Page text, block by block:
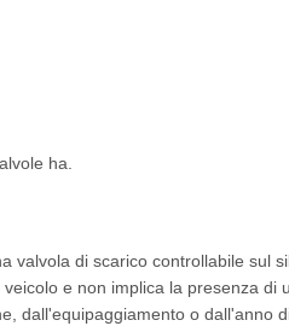
ha.
valvola di scarico controllabile sul
e non implica la presenza di
dall'equipaggiamento o dall'anno